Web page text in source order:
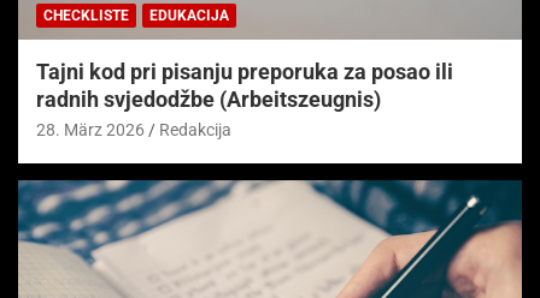
CHECKLISTE EDUKACIJA
Tajni kod pri pisanju preporuka za posao ili
radnih svjedodžbe (Arbeitszeugnis)
28. März 2026 Redakcija